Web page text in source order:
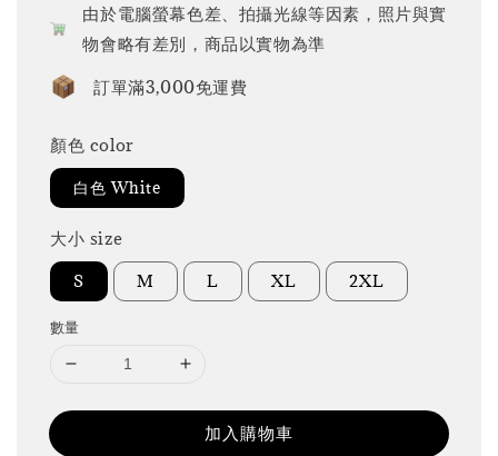
由於電腦螢幕色差、拍攝光線等因素，照片與實
物會略有差別，商品以實物為準
訂單滿3,000免運費
顏色 color
白色 White
大小 size
S M L XL 2XL
數量
加入購物車